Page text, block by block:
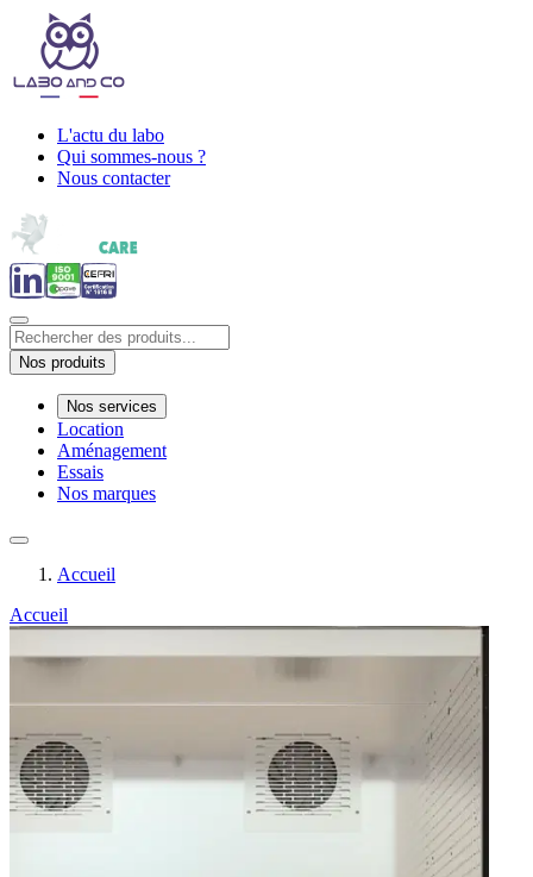
L'actu du labo
Qui sommes-nous ?
Nous contacter
Nos produits
Nos services
Location
Aménagement
Essais
Nos marques
Accueil
Accueil